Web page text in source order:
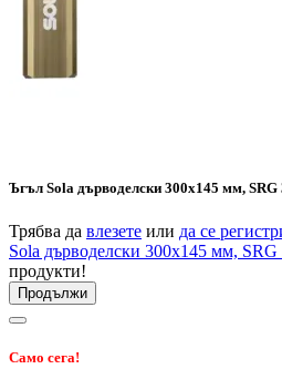
Ъгъл Sola дърводелски 300х145 мм, SRG
Трябва да влезете или да се
Sola дърводелски 300х145 мм, SRG
продукти!
Продължи
Само сега!